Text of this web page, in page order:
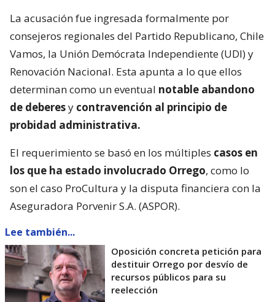
La acusación fue ingresada formalmente por
consejeros regionales del Partido Republicano, Chile
Vamos, la Unión Demócrata Independiente (UDI) y
Renovación Nacional. Esta apunta a lo que ellos
determinan como un eventual notable abandono
de deberesy contravención al principio de
probidad administrativa.
El requerimiento se basó en los múltiples casos en
los que ha estado involucrado Orrego, como lo
son el caso ProCultura y la disputa financiera con la
Aseguradora Porvenir S.A. (ASPOR).
Lee también...
Oposición concreta petición para
destituir Orrego por desvío de
recursos públicos para su
reelección